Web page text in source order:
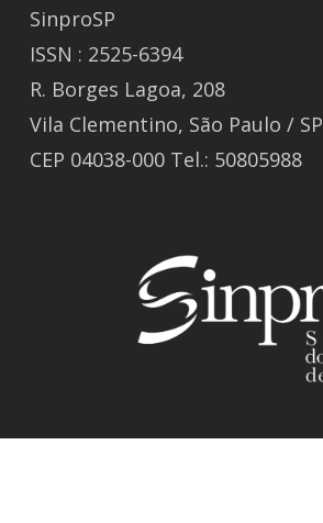
SinproSP
ISSN : 2525-6394
R. Borges Lagoa, 208
Vila Clementino, São Paulo / SP
CEP 04038-000 Tel.: 50805988